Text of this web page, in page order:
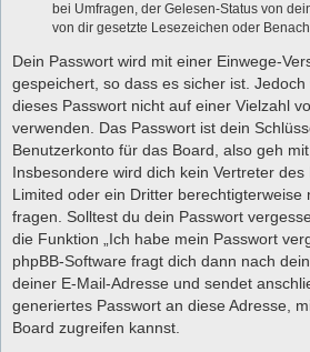
bei Umfragen, der Gelesen-Status von
von dir gesetzte Lesezeichen oder
Dein Passwort wird mit einer Einwege-
gespeichert, so dass es sicher ist. Jedoch
dieses Passwort nicht auf einer Vielzahl
verwenden. Das Passwort ist dein
Benutzerkonto für das Board, also geh
Insbesondere wird dich kein Vertreter
Limited oder ein Dritter berechtigterweise
fragen. Solltest du dein Passwort
die Funktion „Ich habe mein Passwort
phpBB-Software fragt dich dann nach
deiner E-Mail-Adresse und sendet
generiertes Passwort an diese Adresse,
Board zugreifen kannst.